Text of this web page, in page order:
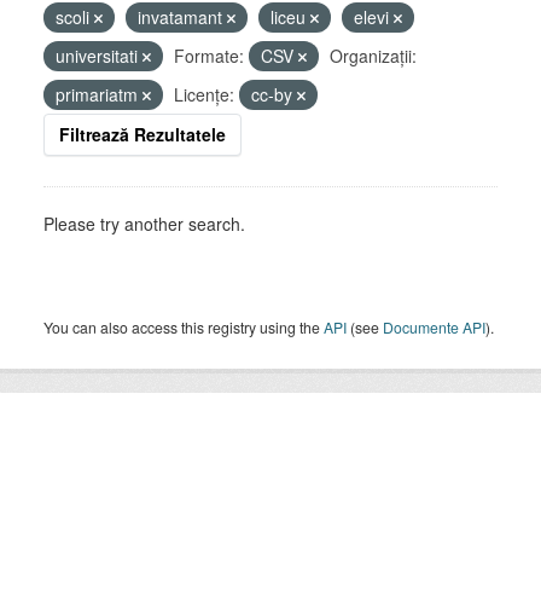
scoli
invatamant liceu
elevi
universitati
Formate: CSV
Organizații:
primariatm
Licenţe:
cc-by
Filtrează Rezultatele
Please try another search.
You can also access this registry using theAPI (see Documente API).